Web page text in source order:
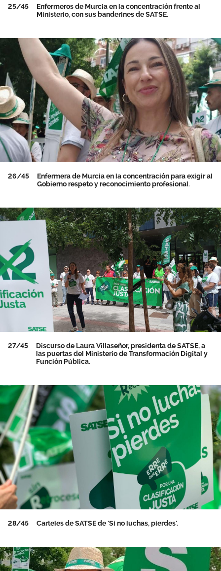
25/45
Enfermeros de Murcia en la concentración frente al
Ministerio, con sus banderines de SATSE.
26/45
Enfermera de Murcia en la concentración para exigir al
Gobierno respeto y reconocimiento profesional.
27/45
Discurso de Laura Villaseñor, presidenta de SATSE, a
las puertas del Ministerio de Transformación Digital y
Función Pública.
28/45 Carteles de SATSE de 'Si no luchas, pierdes'.